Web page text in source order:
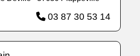
03 87 30 53 14